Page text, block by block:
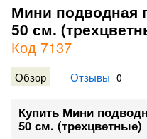
Мини подводная
50 см.
Код 7137
Обзор Отзывы 0
Купить Мини
50 см. (трехцветные)